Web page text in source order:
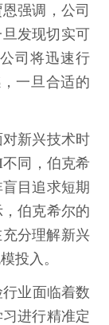
强调，公司
发现切实可
司将迅速行
一旦合适的
新兴技术时
同，伯克希
目追求短期
伯克希尔的
分理解新兴
投入。
业面临着数
进行精准定